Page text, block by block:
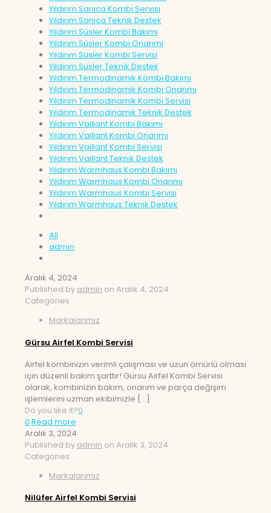
Yıldırım Sanica Kombi Servisi
Yıldırım Sanica Teknik Destek
Yıldırım Süsler Kombi Bakımı
Yıldırım Süsler Kombi Onarımı
Yıldırım Süsler Kombi Servisi
Yıldırım Süsler Teknik Destek
Yıldırım Termodinamik Kombi Bakımı
Yıldırım Termodinamik Kombi Onarımı
Yıldırım Termodinamik Kombi Servisi
Yıldırım Termodinamik Teknik Destek
Yıldırım Vaillant Kombi Bakımı
Yıldırım Vaillant Kombi Onarımı
Yıldırım Vaillant Kombi Servisi
Yıldırım Vaillant Teknik Destek
Yıldırım Warmhaus Kombi Bakımı
Yıldırım Warmhaus Kombi Onarımı
Yıldırım Warmhaus Kombi Servisi
Yıldırım Warmhaus Teknik Destek
All
admin
Aralık 4, 2024
Published by admin on Aralık 4, 2024
Categories
Markalarımız
Gürsu Airfel Kombi Servisi
Airfel kombinizin verimli çalışması ve uzun ömürlü olması
için düzenli bakım şarttır! Gürsu Airfel Kombi Servisi
olarak, kombinizin bakım, onarım ve parça değişim
işlemlerini uzman ekibimizle […]
Do you like it?0
0 Read more
Aralık 3, 2024
Published by admin on Aralık 3, 2024
Categories
Markalarımız
Nilüfer Airfel Kombi Servisi